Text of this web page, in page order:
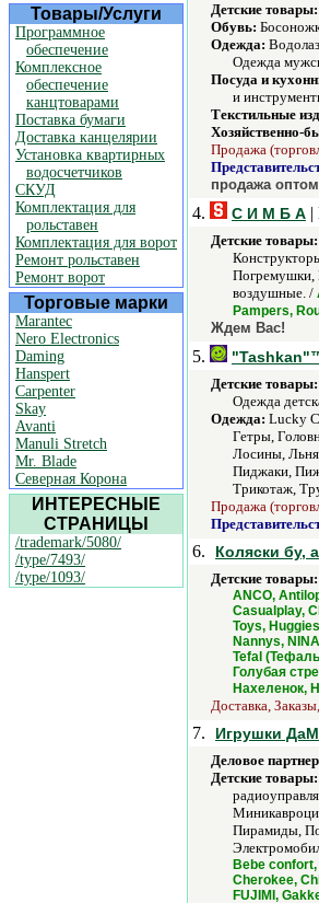
Товары/Услуги
Программное
обеспечение
Комплексное
обеспечение
канцтоварами
Поставка бумаги
Доставка канцелярии
Установка квартирных
водосчетчиков
СКУД
Комплектация для
рольставен
Комплектация для ворот
Ремонт рольставен
Ремонт ворот
Торговые марки
Marantec
Nero Electronics
Daming
Hanspert
Carpenter
Skay
Avanti
Manuli Stretch
Mr. Blade
Северная Корона
ИНТЕРЕСНЫЕ
СТРАНИЦЫ
/trademark/5080/
/type/7493/
/type/1093/
Детские товары:
Обувь:
Одежда:
Одежда
Посуда и
и
Текстильные
Хозяйственно-
Продажа
продажа
4. С И М Б А |
Детские товары:
Погремушки,
воздушные. /
Pampers,
Ждем Вас!
5.
Детские товары:
Одежда
Одежда: Lucky
Гетры,
Лосины,
Пиджаки,
Трикотаж,
Продажа
6. Коляски бу,
Детские товары:
ANCO,
Casualplay,
Toys,
Nannys,
Tefal
Голубая
Нахеленок,
Доставка,
7. Игрушки
Деловое
Детские товары:
Пирамиды,
Bebe
Cherokee,
FUJIMI,